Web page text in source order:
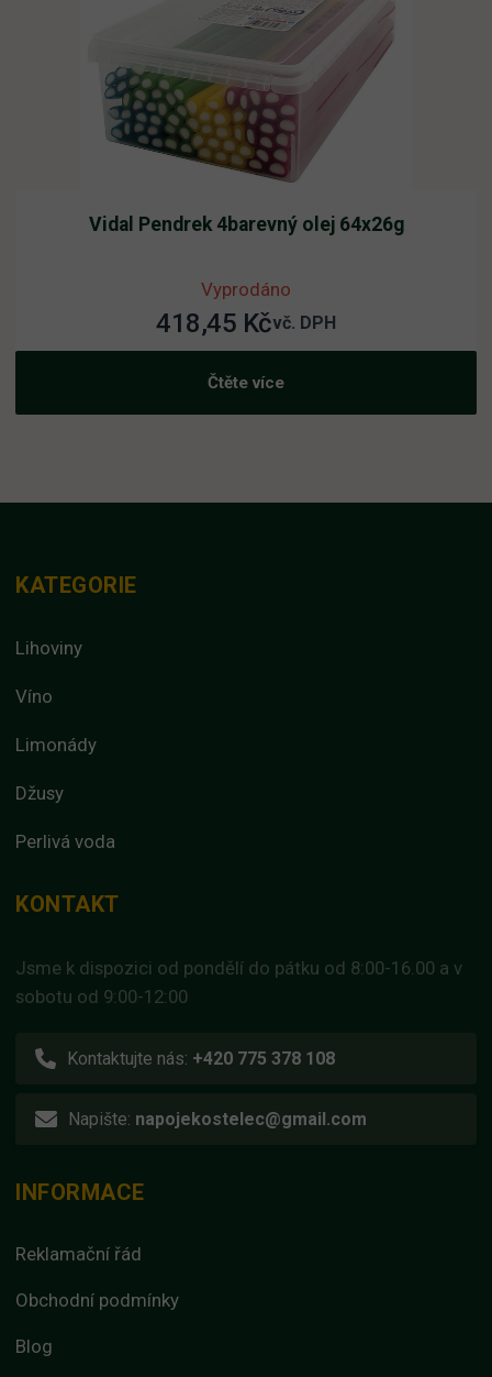
Vidal Pendrek 4barevný olej 64x26g
Vyprodáno
418,45 Kčvč. DPH
Čtěte více
KATEGORIE
Lihoviny
Víno
Limonády
Džusy
Perlivá voda
KONTAKT
Jsme k dispozici od pondělí do pátku od 8:00-16.00 a v
sobotu od 9:00-12:00
Kontaktujte nás: +420 775 378 108
Napište: napojekostelec@gmail.com
INFORMACE
Reklamační řád
Obchodní podmínky
Blog